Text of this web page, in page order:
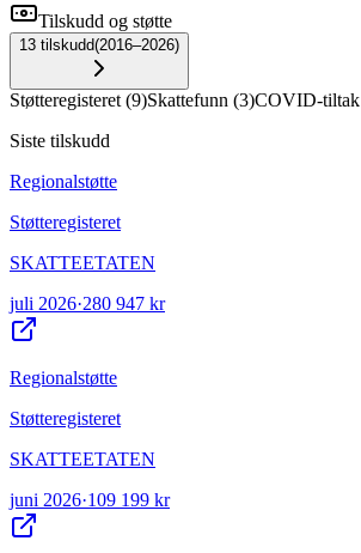
Tilskudd og støtte
13 tilskudd(2016–2026)
Støtteregisteret (9)Skattefunn (3)COVID-tiltak
Siste tilskudd
Regionalstøtte
Støtteregisteret
SKATTEETATEN
juli 2026·280 947 kr
Regionalstøtte
Støtteregisteret
SKATTEETATEN
juni 2026·109 199 kr